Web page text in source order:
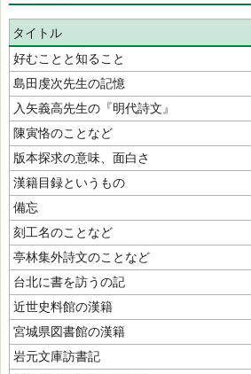
タイトル
好むことと知ること
島田虔次先生の記憶
入矢義高先生の『明代詩文』
陳寅恪のことなど
版本探求の意味、面白さ
漢籍目録というもの
備忘
刻工名のことなど
亭林集外詩文のことなど
台北に書を訪うの記
近世史料館の漢籍
宮城県図書館の漢籍
岩元文庫訪書記